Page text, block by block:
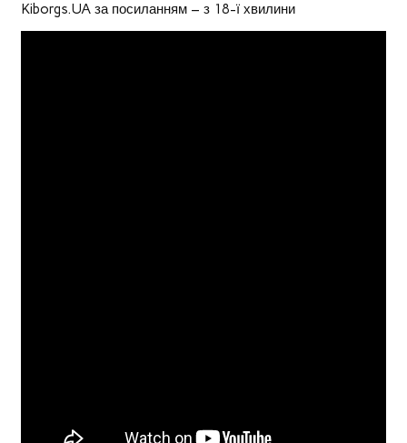
Kiborgs.UA за посиланням – з 18-ї хвилини